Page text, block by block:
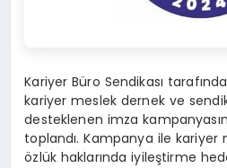
Kariyer Büro Sendikası
kariyer meslek dernek ve
desteklenen imza
toplandı. Kampanya ile kariyer
özlük haklarında iyileştirme